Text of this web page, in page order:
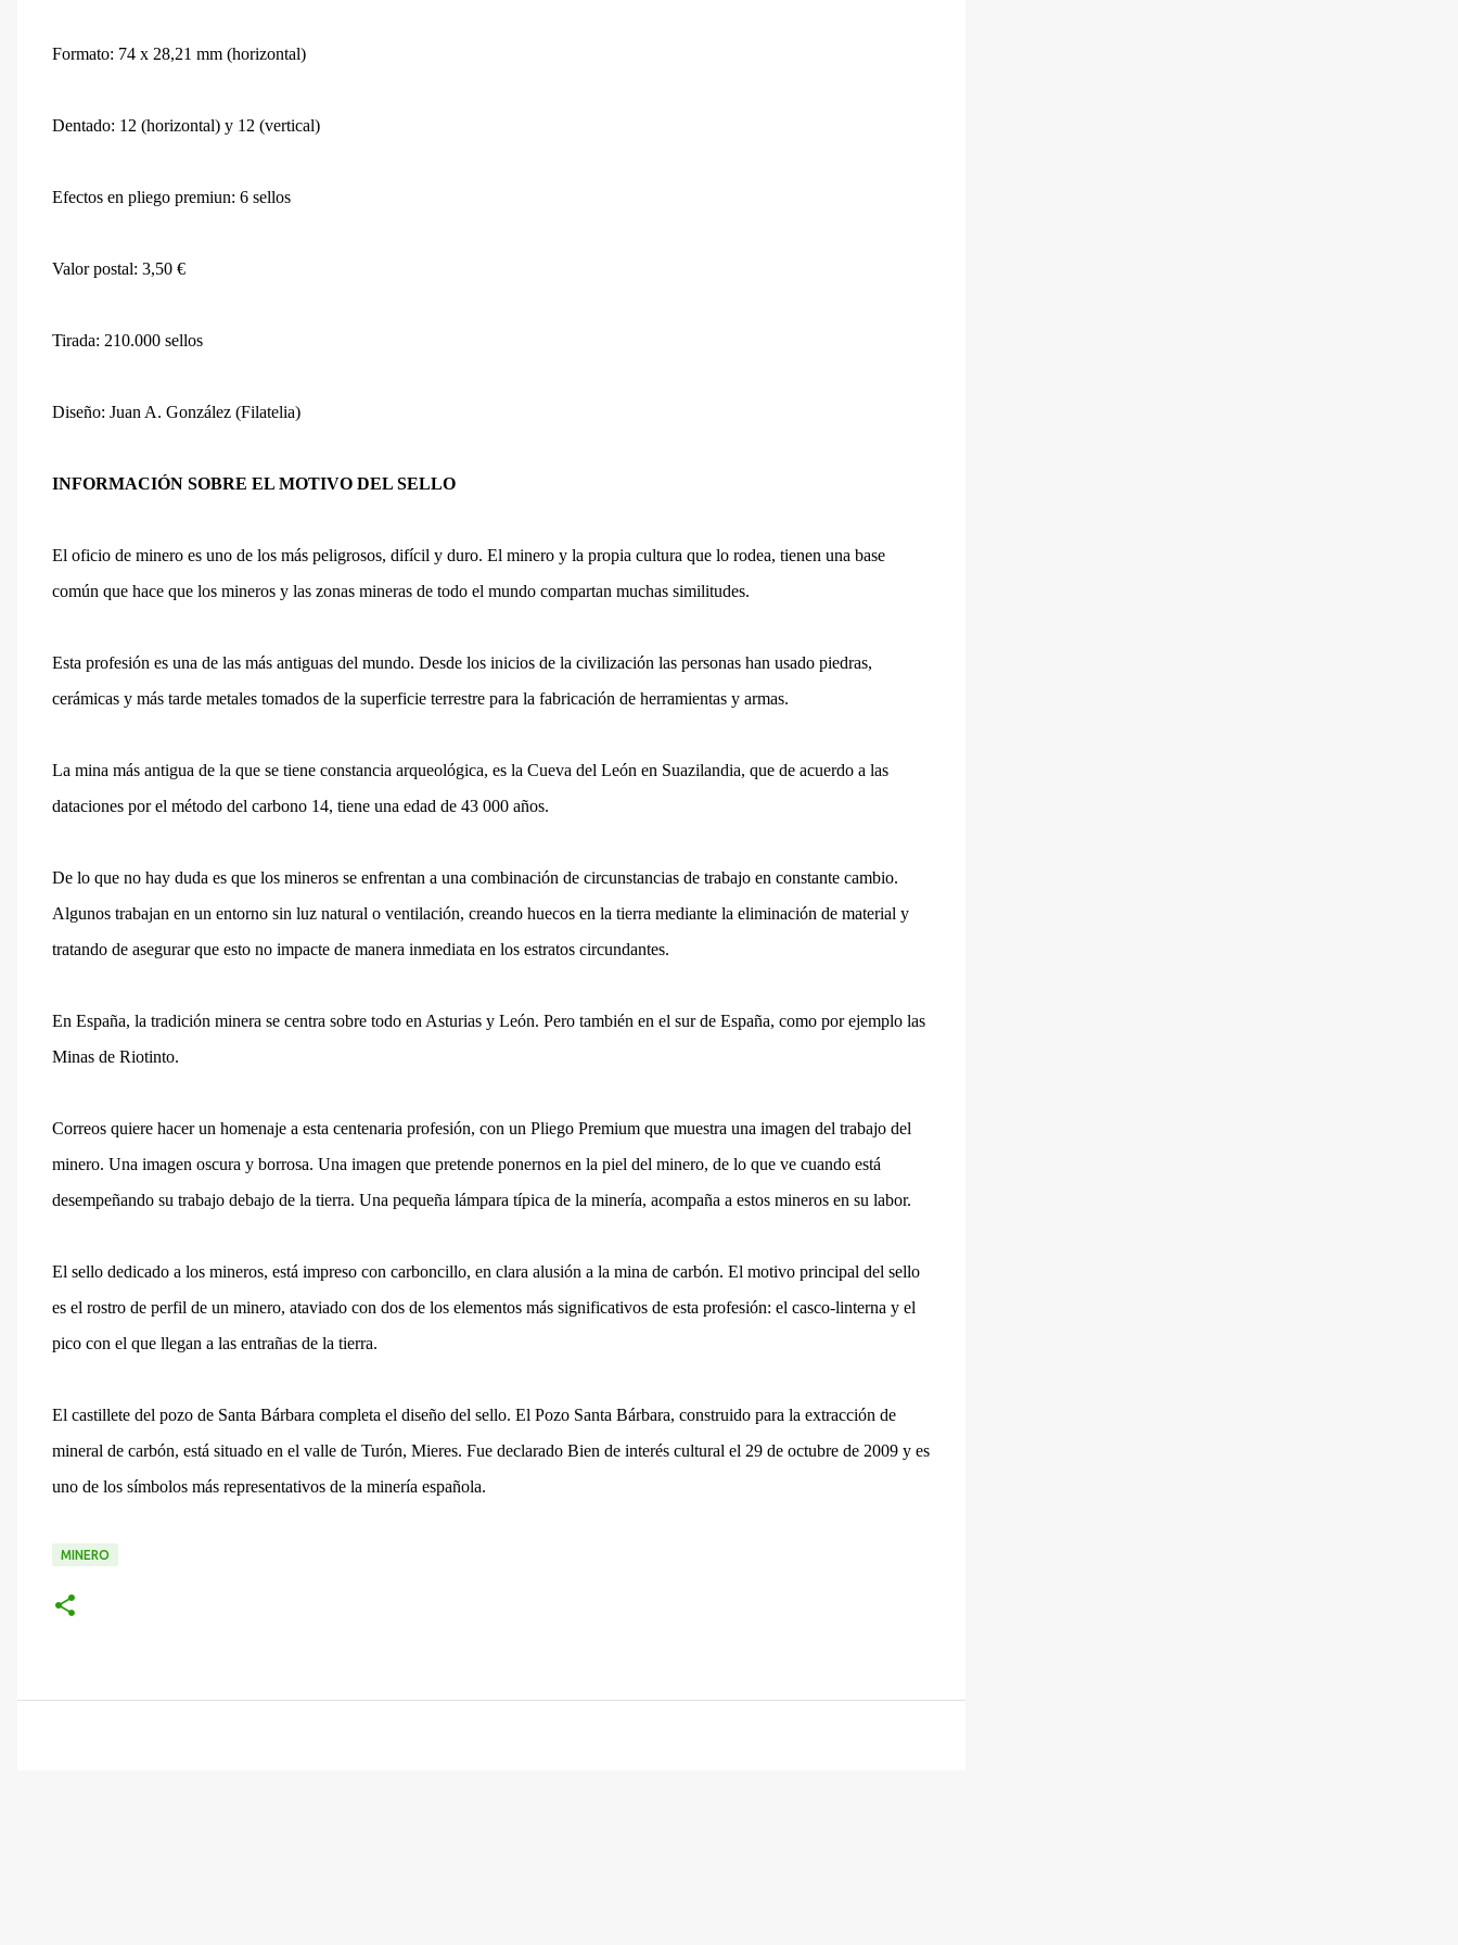
Formato: 74 x 28,21 mm (horizontal)
Dentado: 12 (horizontal) y 12 (vertical)
Efectos en pliego premiun: 6 sellos
Valor postal: 3,50 €
Tirada: 210.000 sellos
Diseño: Juan A. González (Filatelia)
INFORMACIÓN SOBRE EL MOTIVO DEL SELLO
El oficio de minero es uno de los más peligrosos, difícil y duro. El minero y la propia cultura que lo rodea, tienen una base
común que hace que los mineros y las zonas mineras de todo el mundo compartan muchas similitudes.
Esta profesión es una de las más antiguas del mundo. Desde los inicios de la civilización las personas han usado piedras,
cerámicas y más tarde metales tomados de la superficie terrestre para la fabricación de herramientas y armas.
La mina más antigua de la que se tiene constancia arqueológica, es la Cueva del León en Suazilandia, que de acuerdo a las
dataciones por el método del carbono 14, tiene una edad de 43 000 años.
De lo que no hay duda es que los mineros se enfrentan a una combinación de circunstancias de trabajo en constante cambio.
Algunos trabajan en un entorno sin luz natural o ventilación, creando huecos en la tierra mediante la eliminación de material y
tratando de asegurar que esto no impacte de manera inmediata en los estratos circundantes.
En España, la tradición minera se centra sobre todo en Asturias y León. Pero también en el sur de España, como por ejemplo las
Minas de Riotinto.
Correos quiere hacer un homenaje a esta centenaria profesión, con un Pliego Premium que muestra una imagen del trabajo del
minero. Una imagen oscura y borrosa. Una imagen que pretende ponernos en la piel del minero, de lo que ve cuando está
desempeñando su trabajo debajo de la tierra. Una pequeña lámpara típica de la minería, acompaña a estos mineros en su labor.
El sello dedicado a los mineros, está impreso con carboncillo, en clara alusión a la mina de carbón. El motivo principal del sello
es el rostro de perfil de un minero, ataviado con dos de los elementos más significativos de esta profesión: el casco-linterna y el
pico con el que llegan a las entrañas de la tierra.
El castillete del pozo de Santa Bárbara completa el diseño del sello. El Pozo Santa Bárbara, construido para la extracción de
mineral de carbón, está situado en el valle de Turón, Mieres. Fue declarado Bien de interés cultural el 29 de octubre de 2009 y es
uno de los símbolos más representativos de la minería española.
MINERO